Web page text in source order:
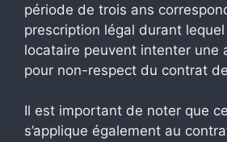
période de trois ans
prescription légal durant
locataire peuvent intenter une
pour non-respect du contrat
Il est important de noter que
s’applique également au